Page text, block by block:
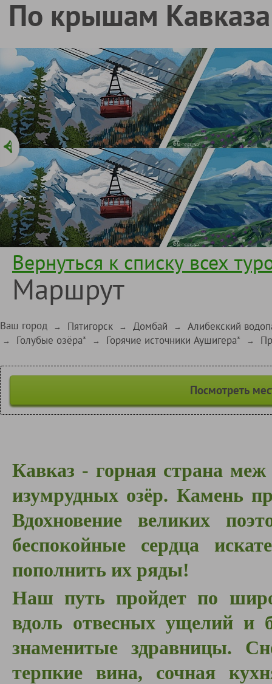
По крышам
Вернуться к списку всех
Маршрут
Ваш город → Пятигорск → Домбай → Алибекский
→ Голубые озёра* → Горячие источники Аушигера* →
Посмотреть
Кавказ - горная страна
изумрудных озёр. Камень
Вдохновение великих
беспокойные сердца
пополнить их ряды!
Наш путь пройдет по
вдоль отвесных ущелий и
знаменитые здравницы.
терпкие вина, сочная